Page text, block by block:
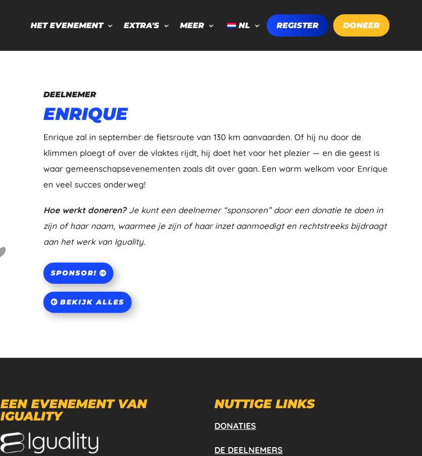
HET EVENEMENT EXTRA'S MEER NL REGISTER DONEER
DEELNEMER
ENRIQUE
Enrique zal in september de fietsroute van 130 km aanvaarden. Of hij nu door de
klimmen ploegt of over de vlaktes rijdt, hij doet het voor het plezier — en die geest is
waar gemeenschapsevenementen zoals dit over gaan. Een warm welkom voor Enrique
en veel succes onderweg!
Hoe werkt doneren?Je kunt een deelnemer “sponsoren” door een donatie te doen in
zijn of haar naam, waarmee je zijn of haar inzet aanmoedigt en rechtstreeks bijdraagt
aan het werk van Iguality.
SPONSOR!
BEKIJK ALLES
EEN EVENEMENT VAN
IGUALITY
NUTTIGE LINKS
DONATIES
DE DEELNEMERS